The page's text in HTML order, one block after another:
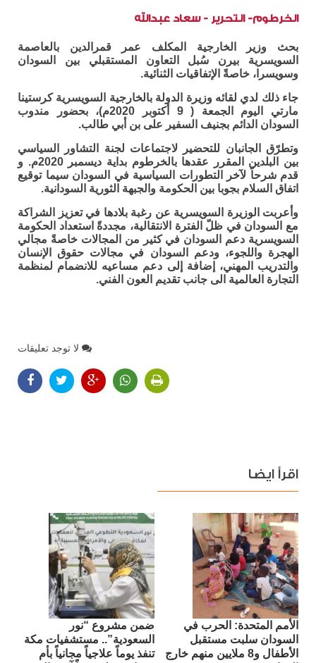
الخرطوم- التحرير - سعاد عبدالله
بحث وزير الخارجية المكلف عمر قمرالدين بالعاصمة
السويسرية بيرن سُبل التعاون المستقبلي بين السودان
وسويسرا، خاصةً الإتفاقيات الثنائية.
جاء ذلك لدي لقائه وزيرة الدولة بالخارجية السويسرية كرستينا
مارتي اليوم الجمعة ( 9 أكتوبر 2020م)، بحضور مندوب
السودان الدائم بجنيف السفير على بن أبي طالب.
وتطرّق الجانبان للتحضير لاجتماعات لجنة التشاور السياسي
بين البلدين المقرر عقدها بالخرطوم بداية ديسمبر 2020م. و
قدم شرحاً لآخر التطورات السياسية في السودان سيما توقيع
اتفاق السلام بجوبا بين الحكومة والجبهة الثورية السودانية.
وأعربت الوزيرة السويسرية عن رغبة بلادها في تعزيز الشراكة
مع السودان في ظلّ الفترة الانتقالية، مجددةً استعداد الحكومة
السويسرية دعم السودان في كثير من المجالات خاصةً مجالي
الهجرة واللجوء، ودعم السودان في مجالات حقوق الإنسان
والتدريب المهني، إضافة إلى دعم مساعيه للانضمام لمنظمة
التجارة العالمية الى جانب تقديم العون الفني.
لا توجد تعليقات
اقرأ ايضا
الأمم المتحدة: الحرب في
السودان سلبت مستقبل
الأطفال و8 ملايين منهم خارج
ضمن مشروع “نور
السعودية”.. مستشفيات مكة
تنفذ يوماً علاجياً مجانياً بأم